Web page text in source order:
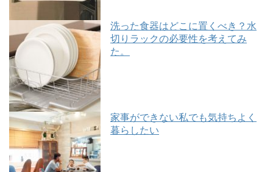
洗った食器はどこに置くべき？水
切りラックの必要性を考えてみ
た。
家事ができない私でも気持ちよく
暮らしたい